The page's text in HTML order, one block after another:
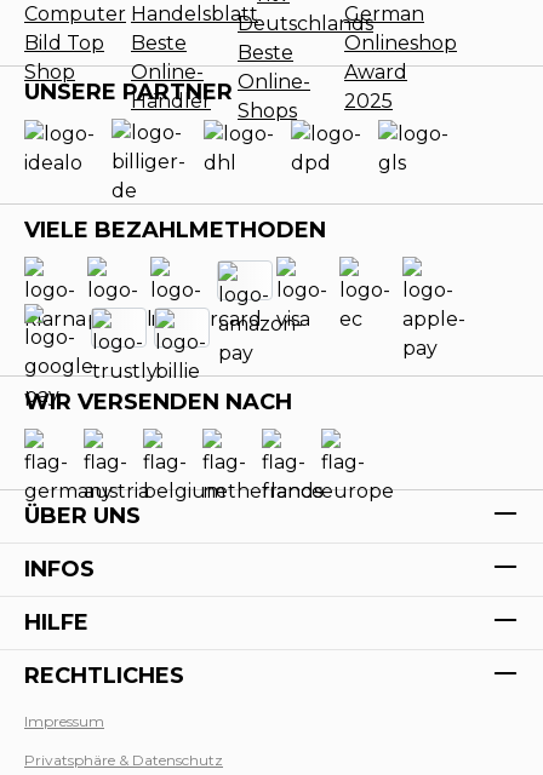
UNSERE PARTNER
VIELE BEZAHLMETHODEN
WIR VERSENDEN NACH
ÜBER UNS
INFOS
HILFE
RECHTLICHES
Impressum
Privatsphäre & Datenschutz